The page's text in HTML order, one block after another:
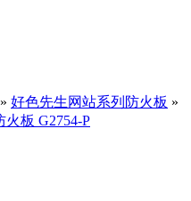
» 好色先生网站系列防火板 »
板 G2754-P